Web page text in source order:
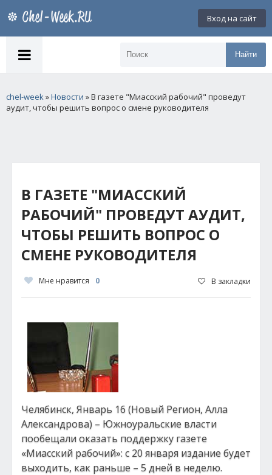
Вход на сайт
Найти
chel-week»Новости » В газете "Миасский рабочий" проведут
аудит, чтобы решить вопрос о смене руководителя
В ГАЗЕТЕ "МИАССКИЙ
РАБОЧИЙ" ПРОВЕДУТ АУДИТ,
ЧТОБЫ РЕШИТЬ ВОПРОС О
СМЕНЕ РУКОВОДИТЕЛЯ
Мне нравится 0 В закладки
Челябинск, Январь 16 (Новый Регион, Алла
Александрова) – Южноуральские власти
пообещали оказать поддержку газете
«Миасский рабочий»: с 20 января издание будет
выходить, как раньше – 5 дней в неделю.